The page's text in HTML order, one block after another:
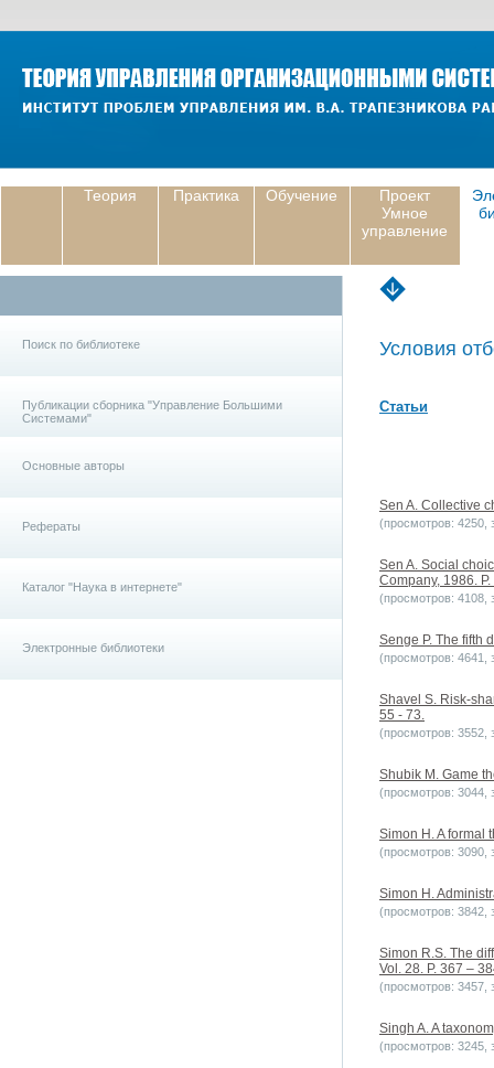
Теория Практика Обучение
Проект
Умное
управление
Поиск по библиотеке
Публикации сборника "Управление Большими
Системами"
Основные авторы
Рефераты
Каталог "Наука в интернете"
Электронные библиотеки
Условия
Статьи
Sen A. Collective
(просмотров: 4250,
Sen A. Social
Company, 1986.
(просмотров: 4108,
Senge P. The fifth
(просмотров: 4641,
Shavel S. Risk-
55 - 73.
(просмотров: 3552,
Shubik M. Game
(просмотров: 3044,
Simon H. A formal
(просмотров: 3090,
Simon H.
(просмотров: 3842,
Simon R.S. The
Vol. 28. P. 367 –
(просмотров: 3457,
Singh A. A
(просмотров: 3245,